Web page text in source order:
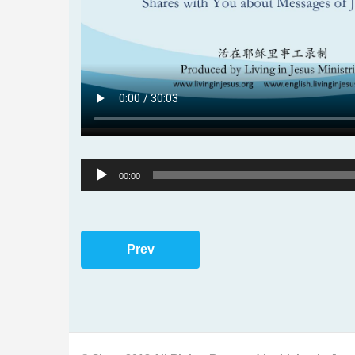
Audio
Player
00:00
Prev